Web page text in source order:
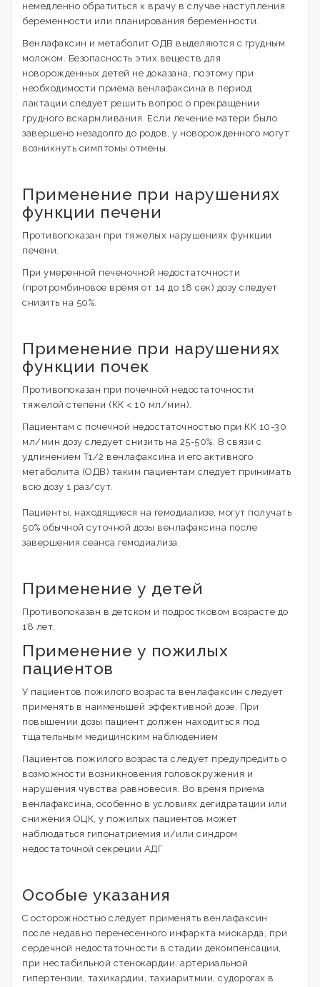
немедленно обратиться к врачу в случае наступления
беременности или планирования беременности.
Венлафаксин и метаболит ОДВ выделяются с грудным
молоком. Безопасность этих веществ для
новорожденных детей не доказана, поэтому при
необходимости приема венлафаксина в период
лактации следует решить вопрос о прекращении
грудного вскармливания. Если лечение матери было
завершено незадолго до родов, у новорожденного могут
возникнуть симптомы отмены.
Применение при нарушениях
функции печени
Противопоказан при тяжелых нарушениях функции
печени.
При умеренной печеночной недостаточности
(протромбиновое время от 14 до 18 сек) дозу следует
снизить на 50%.
Применение при нарушениях
функции почек
Противопоказан при почечной недостаточности
тяжелой степени (КК < 10 мл/мин).
Пациентам с почечной недостаточностью при КК 10-30
мл/мин дозу следует снизить на 25-50%. В связи с
удлинением T1/2 венлафаксина и его активного
метаболита (ОДВ) таким пациентам следует принимать
всю дозу 1 раз/сут.
Пациенты, находящиеся на гемодиализе, могут получать
50% обычной суточной дозы венлафаксина после
завершения сеанса гемодиализа.
Применение у детей
Противопоказан в детском и подростковом возрасте до
18 лет.
Применение у пожилых
пациентов
У пациентов пожилого возраста венлафаксин следует
применять в наименьшей эффективной дозе. При
повышении дозы пациент должен находиться под
тщательным медицинским наблюдением
Пациентов пожилого возраста следует предупредить о
возможности возникновения головокружения и
нарушения чувства равновесия. Во время приема
венлафаксина, особенно в условиях дегидратации или
снижения ОЦК, у пожилых пациентов может
наблюдаться гипонатриемия и/или синдром
недостаточной секреции АДГ
Особые указания
С осторожностью следует применять венлафаксин
после недавно перенесенного инфаркта миокарда, при
сердечной недостаточности в стадии декомпенсации,
при нестабильной стенокардии, артериальной
гипертензии, тахикардии, тахиаритмии, судорогах в